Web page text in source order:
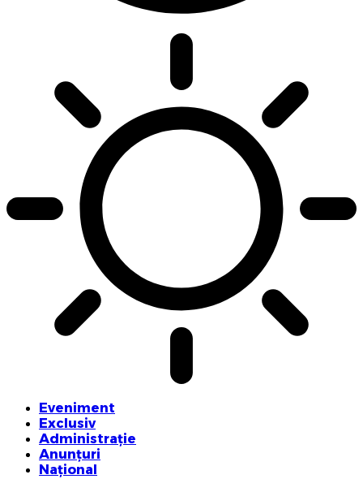
Eveniment
Exclusiv
Administrație
Anunțuri
Național